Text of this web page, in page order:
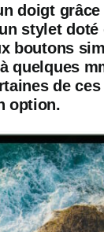
doigt
stylet
boutons
de
option.